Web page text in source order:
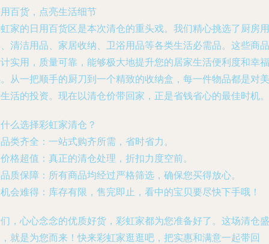
百货，点亮生活细节
家的日用百货区是本次清仓的重头戏。我们精心挑选了厨房用
清洁用品、家居收纳、卫浴用品等各类生活必需品。这些商品
实用，质量可靠，能够极大地提升您的居家生活便利度和幸福
从一把顺手的厨刀到一个精致的收纳盒，每一件物品都是对美
活的投资。现在以清仓价带回家，正是省钱省心的最佳时机。
么选择彩虹家清仓？
品类齐全 ：一站式购齐所需，省时省力。
价格超值 ：真正的清仓处理，折扣力度空前。
品质保障 ：所有商品均经过严格筛选，确保您买得放心。
机会难得 ：库存有限，售完即止，看中的宝贝要尽快下手哦！
，心心念念的优质好货，彩虹家都为您准备好了。这场清仓盛
就是为您而来！快来彩虹家逛逛吧，把实惠和满意一起带回